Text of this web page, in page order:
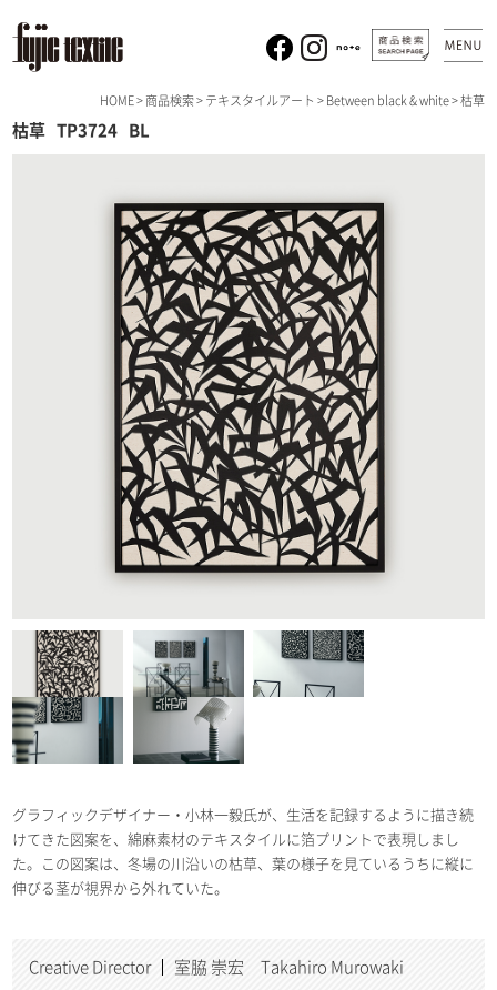
HOME> 商品検索> テキスタイルアート > Between black & white> 枯草
枯草 TP3724 BL
グラフィックデザイナー・小林一毅氏が、生活を記録するように描き続
けてきた図案を、綿麻素材のテキスタイルに箔プリントで表現しまし
た。この図案は、冬場の川沿いの枯草、葉の様子を見ているうちに縦に
伸びる茎が視界から外れていた。
Creative Director 室脇 崇宏 Takahiro Murowaki